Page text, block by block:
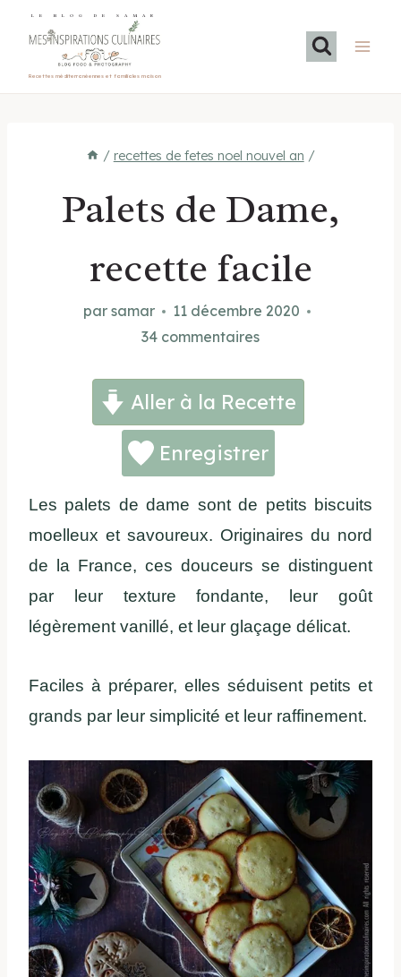
LE BLOG DE SAMAR
Recettes méditerranéennes et familiales maison
/ recettes de fetes noel nouvel an /
Palets de Dame,
recette facile
par samar
11 décembre 2020
34 commentaires
Aller à la Recette
Enregistrer
Les palets de dame sont de petits biscuits
moelleux et savoureux. Originaires du nord
de la France, ces douceurs se distinguent
par leur texture fondante, leur goût
légèrement vanillé, et leur glaçage délicat.
Faciles à préparer, elles séduisent petits et
grands par leur simplicité et leur raffinement.